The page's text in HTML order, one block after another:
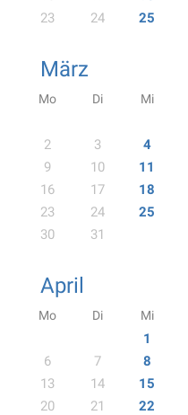
23
24 25
März
Mo Di Mi
2
3 4
9
10 11
16
17 18
23
24 25
30
31
April
Mo Di Mi
1
6
7 8
13
14 15
20
21 22